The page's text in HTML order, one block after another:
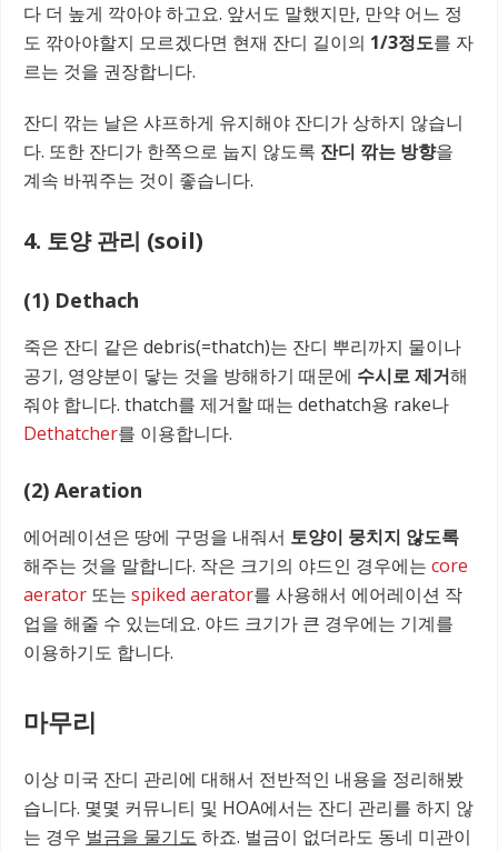
다 더 높게 깍아야 하고요. 앞서도 말했지만, 만약 어느 정
도 깎아야할지 모르겠다면 현재 잔디 길이의 1/3정도를 자
르는 것을 권장합니다.
잔디 깎는 날은 샤프하게 유지해야 잔디가 상하지 않습니
다. 또한 잔디가 한쪽으로 눕지 않도록 잔디 깎는 방향을
계속 바꿔주는 것이 좋습니다.
4. 토양 관리 (soil)
(1) Dethach
죽은 잔디 같은 debris(=thatch)는 잔디 뿌리까지 물이나
공기, 영양분이 닿는 것을 방해하기 때문에 수시로 제거해
줘야 합니다. thatch를 제거할 때는 dethatch용 rake나
Dethatcher를 이용합니다.
(2) Aeration
에어레이션은 땅에 구멍을 내줘서 토양이 뭉치지 않도록
해주는 것을 말합니다. 작은 크기의 야드인 경우에는 core
aerator 또는 spiked aerator를 사용해서 에어레이션 작
업을 해줄 수 있는데요. 야드 크기가 큰 경우에는 기계를
이용하기도 합니다.
마무리
이상 미국 잔디 관리에 대해서 전반적인 내용을 정리해봤
습니다. 몇몇 커뮤니티 및 HOA에서는 잔디 관리를 하지 않
는 경우 벌금을 물기도 하죠. 벌금이 없더라도 동네 미관이